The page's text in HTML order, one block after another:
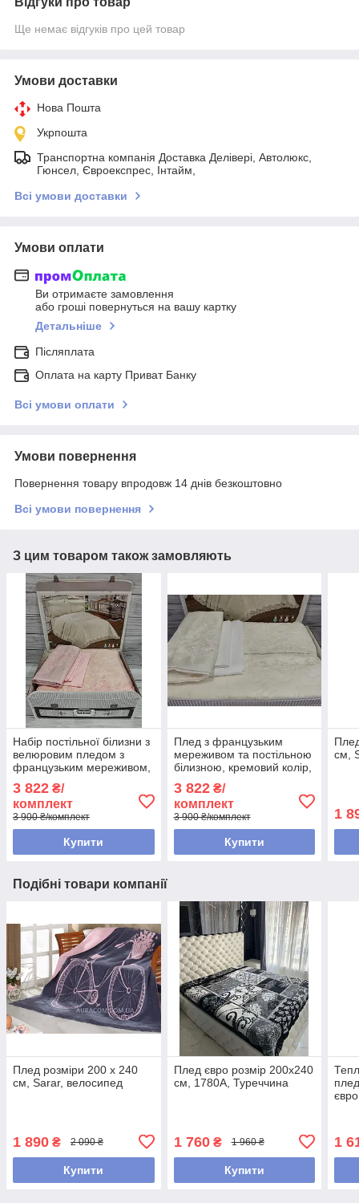
Ще немає відгуків про цей товар
Умови доставки
Нова Пошта
Укрпошта
Транспортна компанія Доставка Делівері, Автолюкс,
Гюнсел, Євроекспрес, Інтайм,
Всі умови доставки
Умови оплати
Ви отримаєте замовлення
або гроші повернуться на вашу картку
Детальніше
Післяплата
Оплата на карту Приват Банку
Всі умови оплати
Умови повернення
Повернення товару впродовж 14 днів безкоштовно
Всі умови повернення
З цим товаром також замовляють
Набір постільної білизни з
велюровим пледом з
французьким мереживом,
Туреччина
3 822 ₴/
комплект
3 900 ₴/комплект
Купити
Плед з французьким
мереживом та постільною
білизною, кремовий колір,
3 822₴/
комплект
3 900 ₴/комплект
Купити
см,
1
Подібні товари компанії
Плед розміри 200 х 240
см, Sarar, велосипед
1 890 ₴ 2 090 ₴
Купити
Плед євро розмір 200х240
см, 1780A, Туреччина
1 760₴ 1 960 ₴
Купити
1